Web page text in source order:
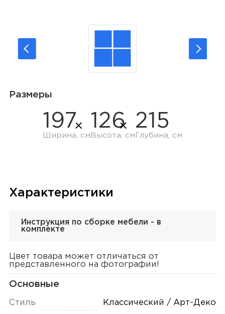
Размеры
197
Ширина, см
126
Высота, см
215
Глубина, см
Характеристики
Инструкция по сборке мебели - в
комплекте
Цвет товара может отличаться от
представленного на фотографии!
Основные
Стиль Классический / Арт-Деко